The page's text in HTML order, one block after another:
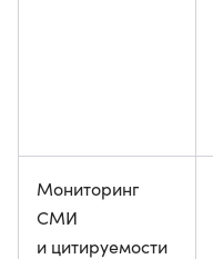
Мониторинг
СМИ
и цитируемости